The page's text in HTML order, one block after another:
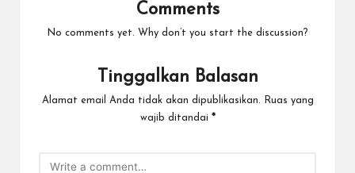
Comments
No comments yet. Why don’t you start the discussion?
Tinggalkan Balasan
Alamat email Anda tidak akan dipublikasikan.
Ruas yang
wajib ditandai *